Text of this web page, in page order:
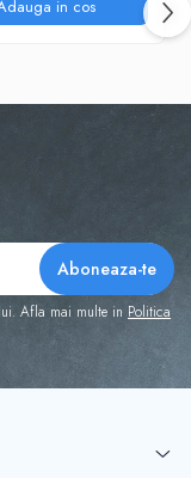
in cos
Afla mai multe in Politica